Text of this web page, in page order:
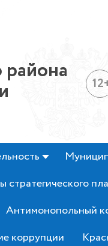
стратегического
Антимонопольный
коррупции